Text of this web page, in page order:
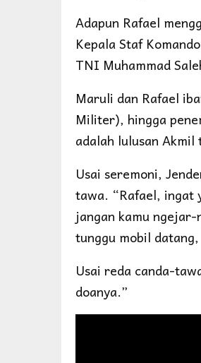
Adapun Rafael
Kepala Staf
TNI Muhammad
Maruli dan Rafael
Militer), hingga
adalah lulusan
Usai seremoni,
tawa. “Rafael, ingat
jangan kamu
tunggu mobil
Usai reda canda-
doanya.”